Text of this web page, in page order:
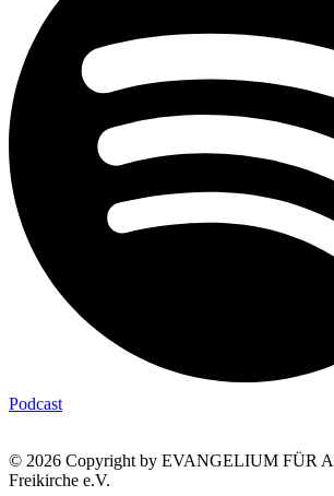
Podcast
© 2026 Copyright by EVANGELIUM FÜR
Freikirche e.V.